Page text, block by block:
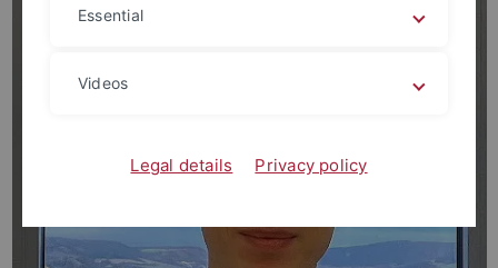
Essential
Videos
Legal details Privacy policy